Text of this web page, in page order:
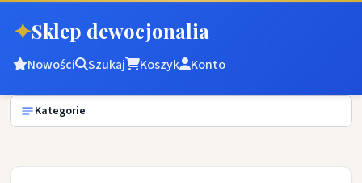
✦Sklep dewocjonalia
Nowości Szukaj Koszyk Konto
Kategorie